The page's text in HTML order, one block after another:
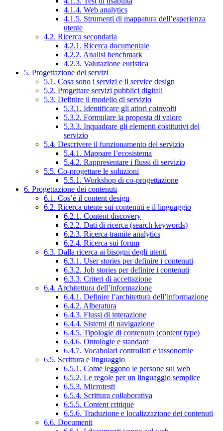
4.1.4. Web analytics
4.1.5. Strumenti di mappatura dell’esperienza
utente
4.2. Ricerca secondaria
4.2.1. Ricerca documentale
4.2.2. Analisi benchmark
4.2.3. Valutazione euristica
5. Progettazione dei servizi
5.1. Cosa sono i servizi e il service design
5.2. Progettare servizi pubblici digitali
5.3. Definire il modello di servizio
5.3.1. Identificare gli attori coinvolti
5.3.2. Formulare la proposta di valore
5.3.3. Inquadrare gli elementi costitutivi del
servizio
5.4. Descrivere il funzionamento del servizio
5.4.1. Mappare l’ecosistema
5.4.2. Rappresentare i flussi di servizio
5.5. Co-progettare le soluzioni
5.5.1. Workshop di co-progettazione
6. Progettazione dei contenuti
6.1. Cos’è il content design
6.2. Ricerca utente sui contenuti e il linguaggio
6.2.1. Content discovery
6.2.2. Dati di ricerca (search keywords)
6.2.3. Ricerca tramite analytics
6.2.4. Ricerca sui forum
6.3. Dalla ricerca ai bisogni degli utenti
6.3.1. User stories per definire i contenuti
6.3.2. Job stories per definire i contenuti
6.3.3. Criteri di accettazione
6.4. Architettura dell’informazione
6.4.1. Definire l’architettura dell’informazione
6.4.2. Alberatura
6.4.3. Flussi di interazione
6.4.4. Sistemi di navigazione
6.4.5. Tipologie di contenuto (content type)
6.4.6. Ontologie e standard
6.4.7. Vocabolari controllati e tassonomie
6.5. Scrittura e linguaggio
6.5.1. Come leggono le persone sul web
6.5.2. Le regole per un linguaggio semplice
6.5.3. Microtesti
6.5.4. Scrittura collaborativa
6.5.5. Content critique
6.5.6. Traduzione e localizzazione dei contenuti
6.6. Documenti